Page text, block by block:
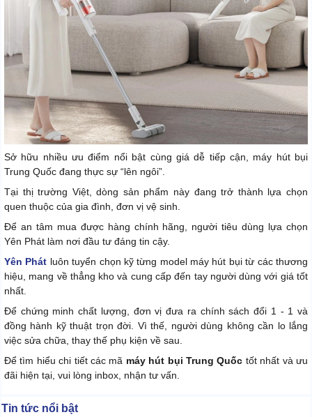
Sở hữu nhiều ưu điểm nổi bật cùng giá dễ tiếp cận, máy hút bụi
Trung Quốc đang thực sự “lên ngôi”.
Tại thị trường Việt, dòng sản phẩm này đang trở thành lựa chọn
quen thuộc của gia đình, đơn vị vệ sinh.
Để an tâm mua được hàng chính hãng, người tiêu dùng lựa chọn
Yên Phát làm nơi đầu tư đáng tin cậy.
Yên Phát luôn tuyển chọn kỹ từng model máy hút bụi từ các thương
hiệu, mang về thẳng kho và cung cấp đến tay người dùng với giá tốt
nhất.
Để chứng minh chất lượng, đơn vị đưa ra chính sách đổi 1 - 1 và
đồng hành kỹ thuật trọn đời. Vì thế, người dùng không cần lo lắng
việc sửa chữa, thay thế phụ kiện về sau.
Để tìm hiểu chi tiết các mã máy hút bụi Trung Quốc tốt nhất và ưu
đãi hiện tại, vui lòng inbox, nhận tư vấn.
Tin tức nổi bật